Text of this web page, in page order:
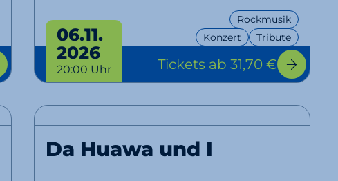
Konzert Tribute
Rockmusik
06.11.
2026
20:00 Uhr Tickets ab 31,70 €
Da Huawa und I